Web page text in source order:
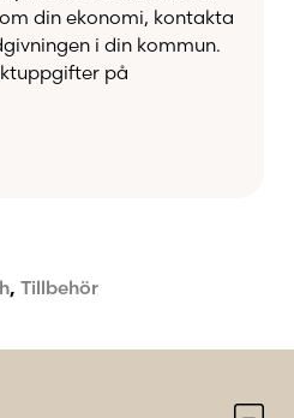
, Tillbehör
din ekonomi, kontakta
i din kommun.
på